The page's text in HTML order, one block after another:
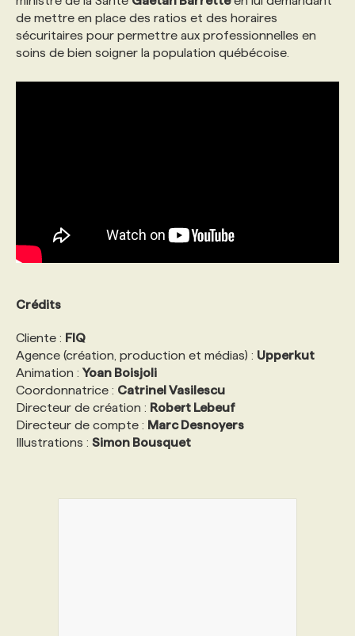
de mettre en place des ratios et des horaires
sécuritaires pour permettre aux professionnelles en
soins de bien soigner la population québécoise.
Crédits
Cliente : FIQ
Agence (création, production et médias) : Upperkut
Animation : Yoan Boisjoli
Coordonnatrice : Catrinel Vasilescu
Directeur de création : Robert Lebeuf
Directeur de compte : Marc Desnoyers
Illustrations : Simon Bousquet